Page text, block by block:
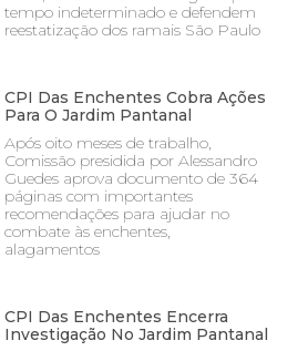
tempo indeterminado e defendem
reestatização dos ramais São Paulo
CPI Das Enchentes Cobra Ações
Para O Jardim Pantanal
Após oito meses de trabalho,
Comissão presidida por Alessandro
Guedes aprova documento de 364
páginas com importantes
recomendações para ajudar no
combate às enchentes,
alagamentos
CPI Das Enchentes Encerra
Investigação No Jardim Pantanal